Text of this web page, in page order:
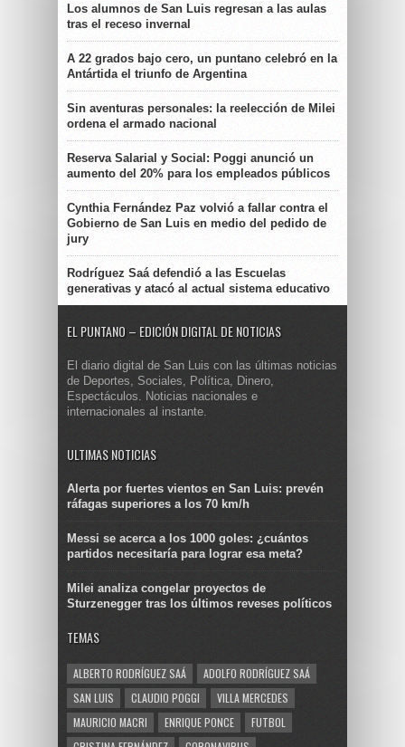
Los alumnos de San Luis regresan a las aulas
tras el receso invernal
A 22 grados bajo cero, un puntano celebró en la
Antártida el triunfo de Argentina
Sin aventuras personales: la reelección de Milei
ordena el armado nacional
Reserva Salarial y Social: Poggi anunció un
aumento del 20% para los empleados públicos
Cynthia Fernández Paz volvió a fallar contra el
Gobierno de San Luis en medio del pedido de
jury
Rodríguez Saá defendió a las Escuelas
generativas y atacó al actual sistema educativo
EL PUNTANO – EDICIÓN DIGITAL DE NOTICIAS
El diario digital de San Luis con las últimas noticias
de Deportes, Sociales, Política, Dinero,
Espectáculos. Noticias nacionales e
internacionales al instante.
ULTIMAS NOTICIAS
Alerta por fuertes vientos en San Luis: prevén
ráfagas superiores a los 70 km/h
Messi se acerca a los 1000 goles: ¿cuántos
partidos necesitaría para lograr esa meta?
Milei analiza congelar proyectos de
Sturzenegger tras los últimos reveses políticos
TEMAS
ALBERTO RODRÍGUEZ SAÁ
ADOLFO RODRÍGUEZ SAÁ
SAN LUIS
CLAUDIO POGGI
VILLA MERCEDES
MAURICIO MACRI
ENRIQUE PONCE
FUTBOL